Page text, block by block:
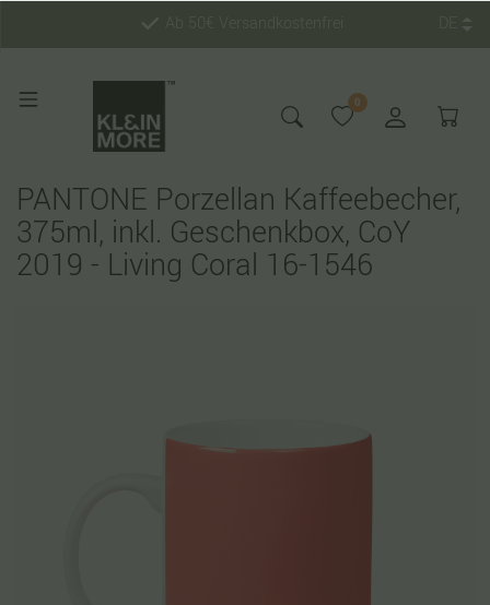
0
PANTONE Porzellan Kaffeebecher,
375ml, inkl. Geschenkbox, CoY
2019 - Living Coral 16-1546